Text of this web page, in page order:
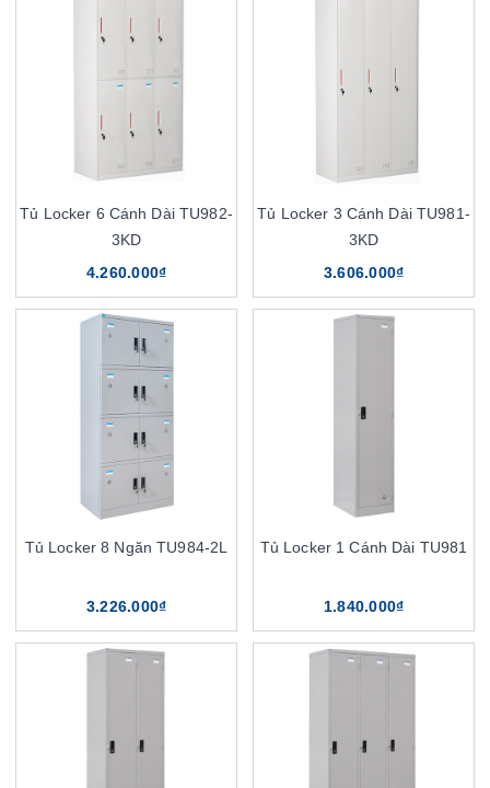
Tủ Locker 6 Cánh Dài TU982-
3KD
4.260.000₫
Tủ Locker 3 Cánh Dài TU981-
3KD
3.606.000₫
Tủ Locker 8 Ngăn TU984-2L
3.226.000₫
Tủ Locker 1 Cánh Dài TU981
1.840.000₫